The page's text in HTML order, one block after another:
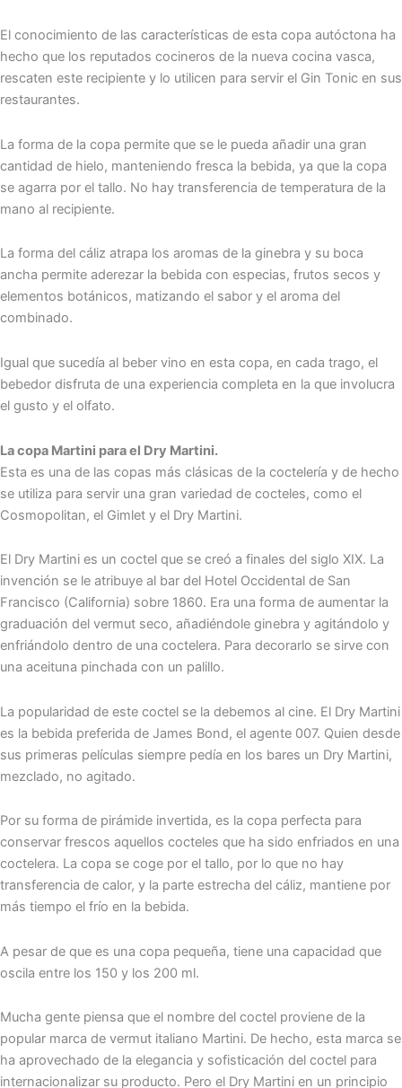
El conocimiento de las características de esta copa autóctona ha
hecho que los reputados cocineros de la nueva cocina vasca,
rescaten este recipiente y lo utilicen para servir el Gin Tonic en sus
restaurantes.
La forma de la copa permite que se le pueda añadir una gran
cantidad de hielo, manteniendo fresca la bebida, ya que la copa
se agarra por el tallo. No hay transferencia de temperatura de la
mano al recipiente.
La forma del cáliz atrapa los aromas de la ginebra y su boca
ancha permite aderezar la bebida con especias, frutos secos y
elementos botánicos, matizando el sabor y el aroma del
combinado.
Igual que sucedía al beber vino en esta copa, en cada trago, el
bebedor disfruta de una experiencia completa en la que involucra
el gusto y el olfato.
La copa Martini para el Dry Martini.
Esta es una de las copas más clásicas de la coctelería y de hecho
se utiliza para servir una gran variedad de cocteles, como el
Cosmopolitan, el Gimlet y el Dry Martini.
El Dry Martini es un coctel que se creó a finales del siglo XIX. La
invención se le atribuye al bar del Hotel Occidental de San
Francisco (California) sobre 1860. Era una forma de aumentar la
graduación del vermut seco, añadiéndole ginebra y agitándolo y
enfriándolo dentro de una coctelera. Para decorarlo se sirve con
una aceituna pinchada con un palillo.
La popularidad de este coctel se la debemos al cine. El Dry Martini
es la bebida preferida de James Bond, el agente 007. Quien desde
sus primeras películas siempre pedía en los bares un Dry Martini,
mezclado, no agitado.
Por su forma de pirámide invertida, es la copa perfecta para
conservar frescos aquellos cocteles que ha sido enfriados en una
coctelera. La copa se coge por el tallo, por lo que no hay
transferencia de calor, y la parte estrecha del cáliz, mantiene por
más tiempo el frío en la bebida.
A pesar de que es una copa pequeña, tiene una capacidad que
oscila entre los 150 y los 200 ml.
Mucha gente piensa que el nombre del coctel proviene de la
popular marca de vermut italiano Martini. De hecho, esta marca se
ha aprovechado de la elegancia y sofisticación del coctel para
internacionalizar su producto. Pero el Dry Martini en un principio